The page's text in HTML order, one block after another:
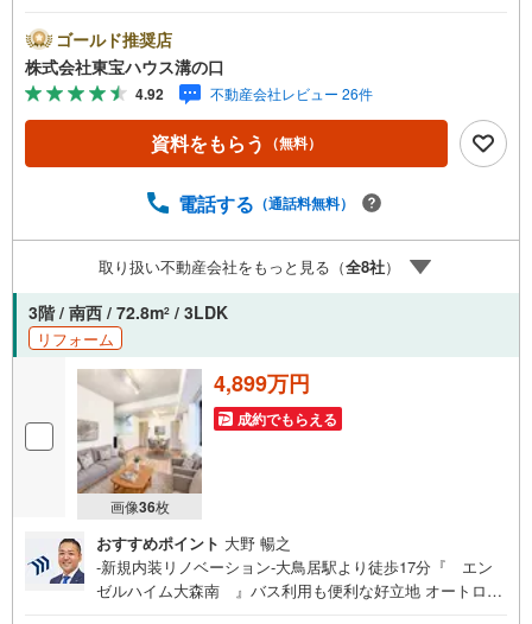
い！●10:00～21:00はお電話でのお問い合わせがスムーズで
す。【Yahoo！ 不動産キャンペーン対象店舗】当店で物件
を成約するとPayPayポイントがもらえる「Yahoo！不動産
物件ご成約キャンペーン」の対象になります。「資料をも
らう」「見学予約をする」ボタンからお問い合わせくださ
い。※必ずYahoo！ JAPAN IDでログインしてください。※P
客様からのお言葉に感謝してこれからも楽しく素敵なお家
らまずは、お気軽に東宝ハウス溝の口に相談してみません
か？何も決まっていなくて大丈夫！まずはお客様の夢をお
聞かせ下さい！未来の「不安」を「安心」に変える「未来
カレンダー」もご来店時に好評です。スタッフ一同いつで
もお客様のお問合せをお待ちしております。
ゴールド推奨店
株式会社東宝ハウス溝の口
4.92 不動産会社レビュー 26件
資料をもらう （無料）
電話する （通話料無料）
取り扱い不動産会社をもっと見る（全8社）
3階 / 南西 / 72.8m2 / 3LDK
リフォーム
画像36枚
4,899万円
成約でもらえる
おすすめポイント 大野 暢之
-新規内装リノベーション-大鳥居駅より徒歩17分『 エン
ゼルハイム大森南 』バス利用も便利な好立地 オートロッ